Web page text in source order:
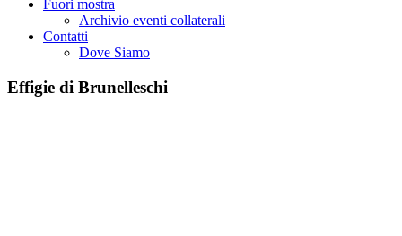
Fuori mostra
Archivio eventi collaterali
Contatti
Dove Siamo
Effigie di Brunelleschi